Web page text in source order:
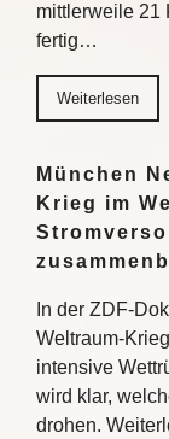
mittlerweile 21
fertig…
Weiterlesen
München
Krieg im
In der ZDF-
Weltraum-
intensive
wird klar,
drohen.